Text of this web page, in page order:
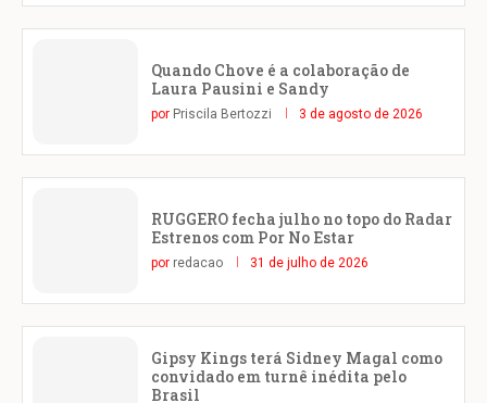
Quando Chove é a colaboração de
Laura Pausini e Sandy
por Priscila Bertozzi 3 de agosto de 2026
RUGGERO fecha julho no topo do Radar
Estrenos com Por No Estar
por redacao 31 de julho de 2026
Gipsy Kings terá Sidney Magal como
convidado em turnê inédita pelo
Brasil